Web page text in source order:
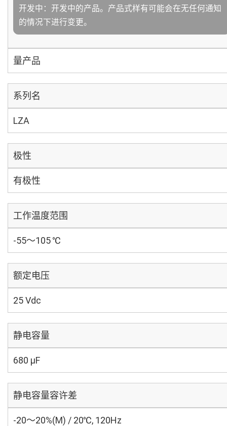
开发中：开发中的产品。产品式样有可能会在无任何通知
的情况下进行变更。
量产品
系列名
LZA
极性
有极性
工作温度范围
-55～105 ℃
额定电压
25 Vdc
静电容量
680 µF
静电容量容许差
-20～20%(M) / 20℃, 120Hz